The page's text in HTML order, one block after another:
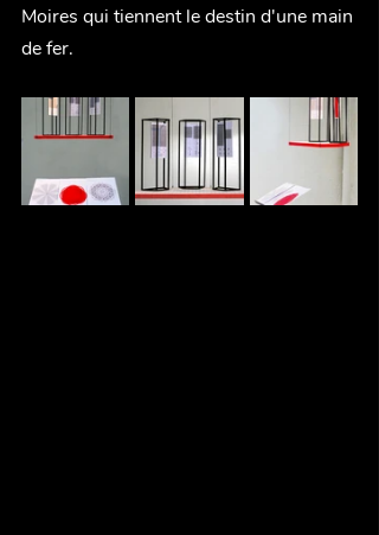
Moires qui tiennent le destin d'une main
de fer.